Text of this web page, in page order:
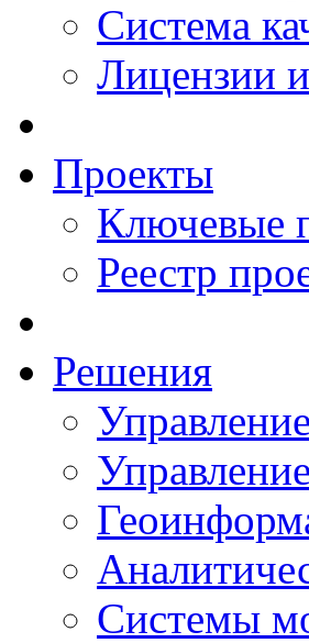
Система
Лицензии
Проекты
Ключевые
Реестр
Решения
Системы